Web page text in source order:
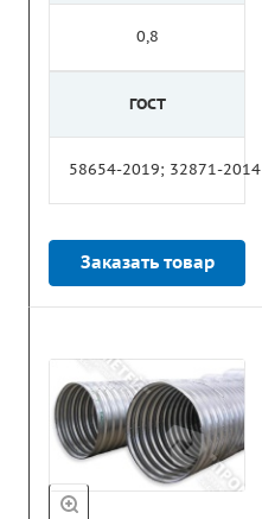
0,8
ГОСТ
58654-2019; 32871-2014
Заказать товар